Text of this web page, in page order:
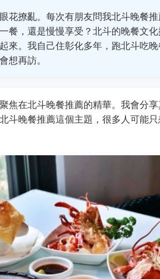
花撩亂。每次有朋友問我北斗晚餐
，還是慢慢享受？北斗的晚餐文
來。我自己住彰化多年，跑北斗吃晚
想再訪。
焦在北斗晚餐推薦的精華。我會分享
斗晚餐推薦這個主題，很多人可能只